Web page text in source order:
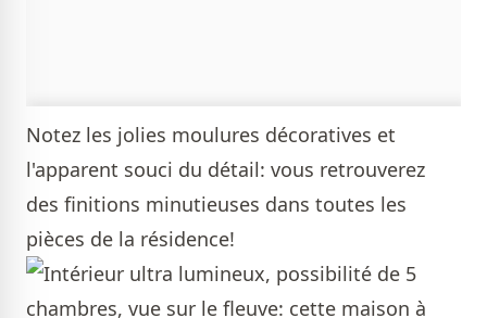
Notez les jolies moulures décoratives et
l'apparent souci du détail: vous retrouverez
des finitions minutieuses dans toutes les
pièces de la résidence!